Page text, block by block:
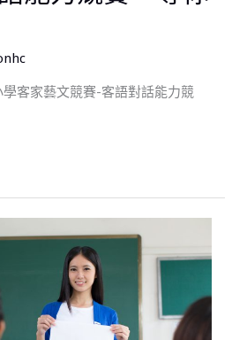
客家藝文競賽-客語對話能力競